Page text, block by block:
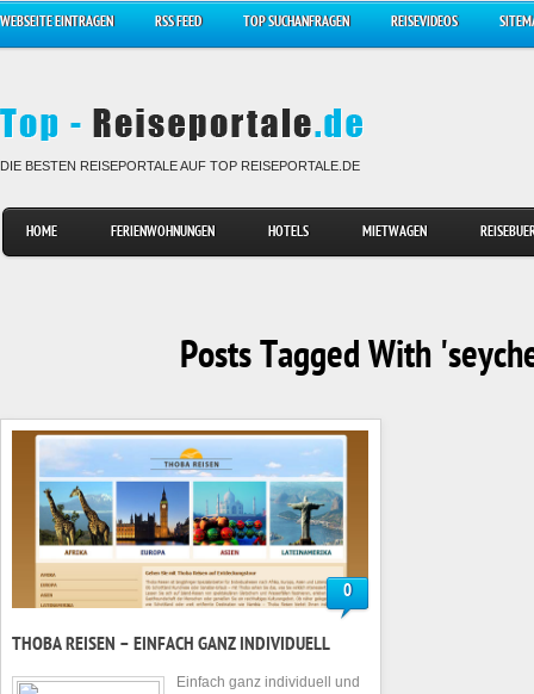
WEBSEITE EINTRAGEN RSS FEED TOP SUCHANFRAGEN REISEVIDEOS
DIE BESTEN REISEPORTALE AUF TOP REISEPORTALE.DE
HOME FERIENWOHNUNGEN HOTELS MIETWAGEN
Posts Tagged With
0
THOBA REISEN – EINFACH GANZ INDIVIDUELL
Einfach ganz individuell und